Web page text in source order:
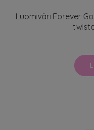
Luomiväri Forever